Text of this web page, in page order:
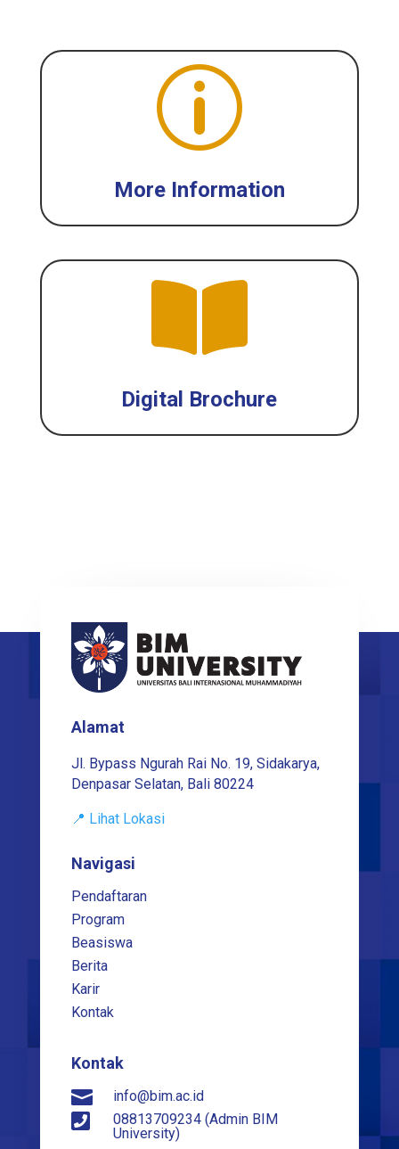
p
More Information

Digital Brochure
Alamat
Jl. Bypass Ngurah Rai No. 19, Sidakarya,
Denpasar Selatan, Bali 80224
📍 Lihat Lokasi
Navigasi
Pendaftaran
Program
Beasiswa
Berita
Karir
Kontak
Kontak
 info@bim.ac.id

08813709234 (Admin BIM
University)